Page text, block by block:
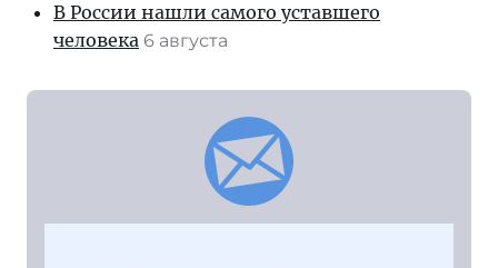
В России нашли самого уставшего
человека 6 августа